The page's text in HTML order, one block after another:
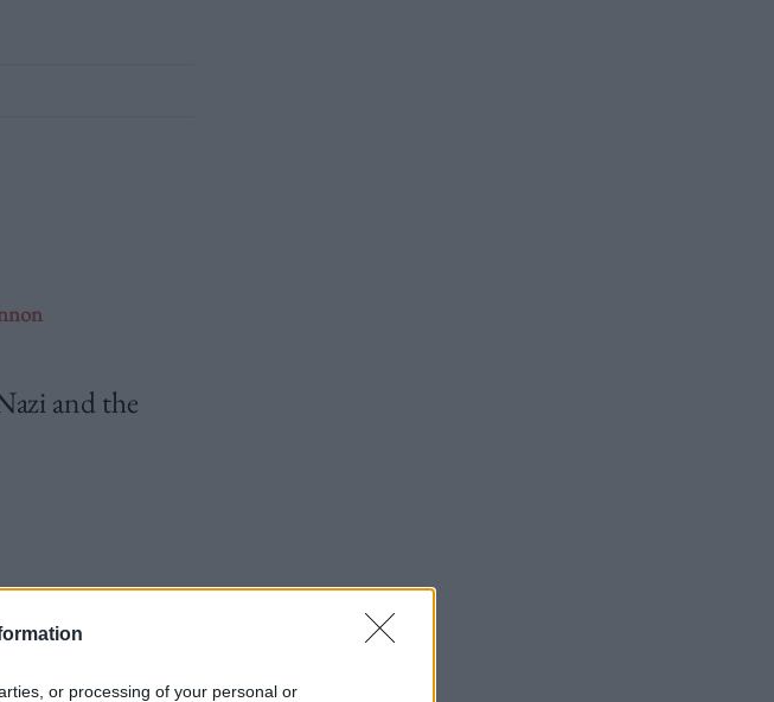
or processing of your personal or
and the